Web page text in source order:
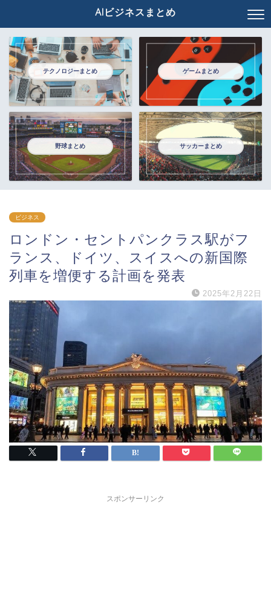
AIビジネスまとめ
テクノロジーまとめ ゲームまとめ
野球まとめ サッカーまとめ
ビジネス
ロンドン・セントパンクラス駅がフ
ランス、ドイツ、スイスへの新国際
列車を増便する計画を発表
2025年2月22日
スポンサーリンク